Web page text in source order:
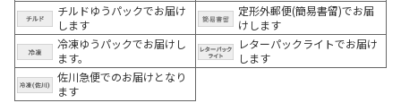
チルドゆうパックでお届け
します
定形外郵便(簡易書留)でお届
けします
冷凍ゆうパックでお届けし
ます。
レターパックライトでお届け
します
佐川急便でのお届けとなり
ます